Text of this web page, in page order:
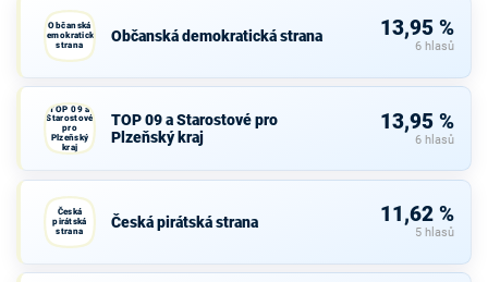
Občanská
demokratická
strana
Občanská demokratická strana 13,95 %
6 hlasů
TOP 09 a
Starostové
pro
Plzeňský
kraj
TOP 09 a Starostové pro
Plzeňský kraj
13,95 %
6 hlasů
Česká
pirátská
strana
Česká pirátská strana 11,62 %
5 hlasů